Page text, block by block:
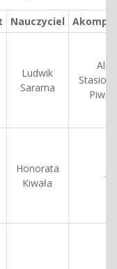
Nauczyciel
Ludwik
Sarama
Honorata
Kiwała
—